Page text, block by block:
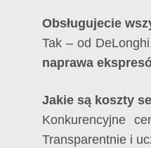
Obsługujecie
Tak – od
naprawa
Jakie są koszty
Konkurencyjne
Transparentnie i